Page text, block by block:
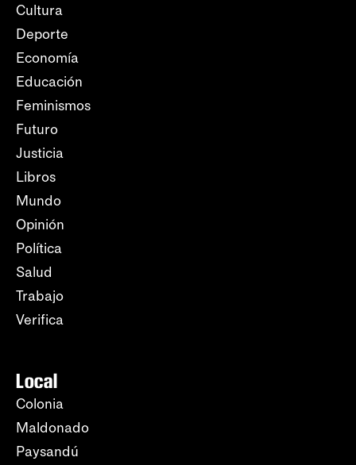
Cultura
Deporte
Economía
Educación
Feminismos
Futuro
Justicia
Libros
Mundo
Opinión
Política
Salud
Trabajo
Verifica
Local
Colonia
Maldonado
Paysandú